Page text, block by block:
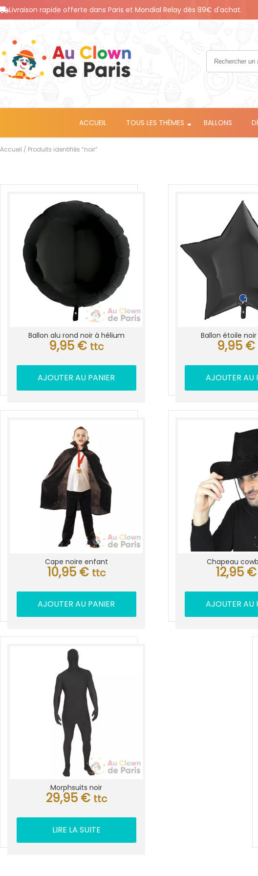
Livraison rapide offerte dans Paris et Mondial Relay dès 89€ d'achat.
ACCUEIL TOUS LES THÈMES BALLONS
Accueil / Produits identifiés “noir”
Ballon alu rond noir à hélium
9,95 € ttc
AJOUTER AU PANIER
Ballon étoile
9,95 €
AJOUTER AU
Cape noire enfant
10,95 € ttc
AJOUTER AU PANIER
Chapeau
12,95 €
AJOUTER AU
Morphsuits noir
29,95 € ttc
LIRE LA SUITE